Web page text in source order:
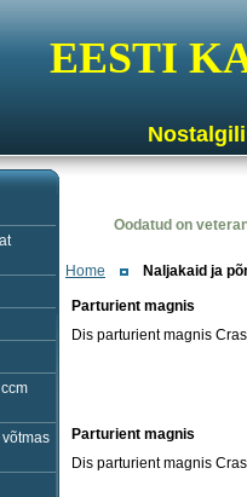
EESTI
Oodatud on
Home Naljakaid ja
Parturient magnis
Dis parturient magnis
Parturient magnis
Dis parturient magnis